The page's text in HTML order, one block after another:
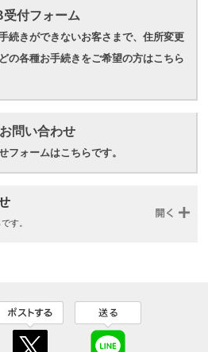
付フォーム
続きができないお客さまで、住所変更
の各種お手続きをご希望の方はこちら
問い合わせ
フォームはこちらです。
す。